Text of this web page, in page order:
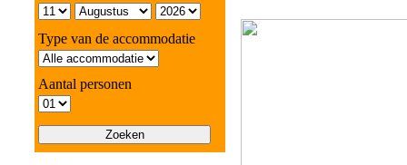
Type van de accommodatie
Aantal personen